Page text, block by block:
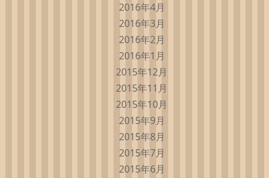
2016年4月
2016年3月
2016年2月
2016年1月
2015年12月
2015年11月
2015年10月
2015年9月
2015年8月
2015年7月
2015年6月